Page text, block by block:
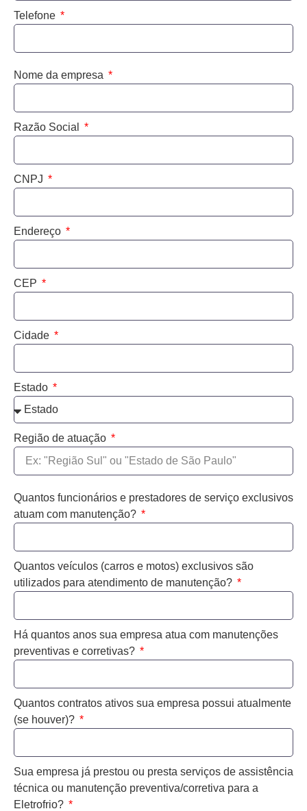
Telefone
Nome da empresa
Razão Social
CNPJ
Endereço
CEP
Cidade
Estado
Região de atuação
Quantos funcionários e prestadores de serviço exclusivos
atuam com manutenção?
Quantos veículos (carros e motos) exclusivos são
utilizados para atendimento de manutenção?
Há quantos anos sua empresa atua com manutenções
preventivas e corretivas?
Quantos contratos ativos sua empresa possui atualmente
(se houver)?
Sua empresa já prestou ou presta serviços de assistência
técnica ou manutenção preventiva/corretiva para a
Eletrofrio?